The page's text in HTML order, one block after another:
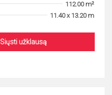
112.00 m²
11.40 x 13.20 m
Siųsti užklausą